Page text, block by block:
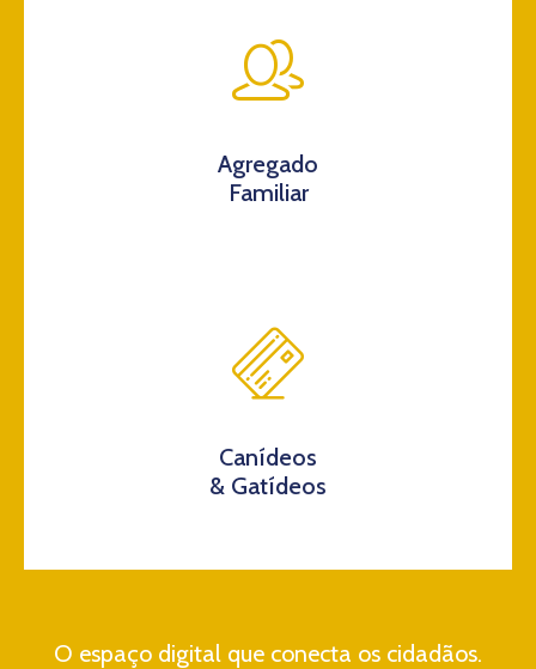
Agregado
Familiar
Canídeos
& Gatídeos
O espaço digital que conecta os cidadãos.